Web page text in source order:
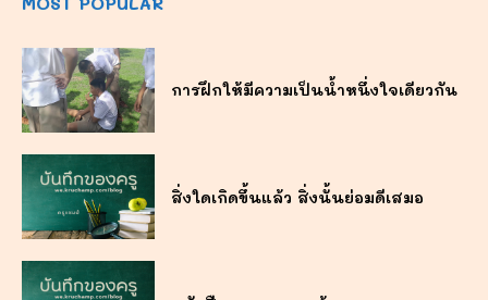
การฝึกให้มีความเป็นน้ำหนึ่งใจเดียวกัน
สิ่งใดเกิดขึ้นแล้ว สิ่งนั้นย่อมดีเสมอ